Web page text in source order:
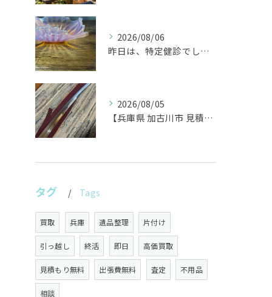
2026/08/06
昨日は、特定健診でした。
2026/08/05
【兵庫県 加古川市 見積り 日本刀 刀剣 武具】
タグ Tags
買取 兵庫 遺品整理 片付け
引っ越し 終活 即日 高価買取
見積もり無料 出張費無料 査定 不用品
相談